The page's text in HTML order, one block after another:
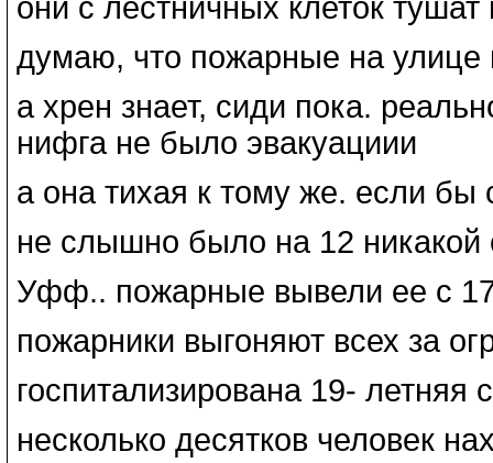
они с лестничных клеток
думаю, что пожарные на улице
а хрен знает, сиди пока.
нифга не было эвакуациии
а она тихая к тому же. если
не слышно было на 12 никакой
Уфф.. пожарные вывели ее с
пожарники выгоняют всех за
госпитализирована 19- летняя
несколько десятков человек